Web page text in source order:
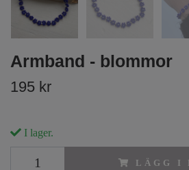
Armband - blommor
195 kr
I lager.
LÄGG I